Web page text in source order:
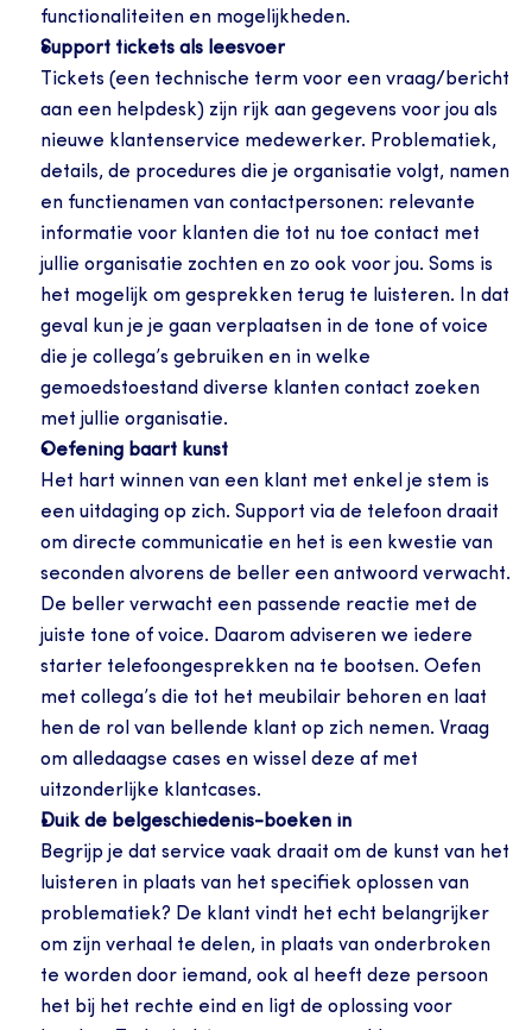
functionaliteiten en mogelijkheden.
Support tickets als leesvoer
Tickets (een technische term voor een vraag/bericht
aan een helpdesk) zijn rijk aan gegevens voor jou als
nieuwe klantenservice medewerker. Problematiek,
details, de procedures die je organisatie volgt, namen
en functienamen van contactpersonen: relevante
informatie voor klanten die tot nu toe contact met
jullie organisatie zochten en zo ook voor jou. Soms is
het mogelijk om gesprekken terug te luisteren. In dat
geval kun je je gaan verplaatsen in de tone of voice
die je collega’s gebruiken en in welke
gemoedstoestand diverse klanten contact zoeken
met jullie organisatie.
Oefening baart kunst
Het hart winnen van een klant met enkel je stem is
een uitdaging op zich. Support via de telefoon draait
om directe communicatie en het is een kwestie van
seconden alvorens de beller een antwoord verwacht.
De beller verwacht een passende reactie met de
juiste tone of voice. Daarom adviseren we iedere
starter telefoongesprekken na te bootsen. Oefen
met collega’s die tot het meubilair behoren en laat
hen de rol van bellende klant op zich nemen. Vraag
om alledaagse cases en wissel deze af met
uitzonderlijke klantcases.
Duik de belgeschiedenis-boeken in
Begrijp je dat service vaak draait om de kunst van het
luisteren in plaats van het specifiek oplossen van
problematiek? De klant vindt het echt belangrijker
om zijn verhaal te delen, in plaats van onderbroken
te worden door iemand, ook al heeft deze persoon
het bij het rechte eind en ligt de oplossing voor